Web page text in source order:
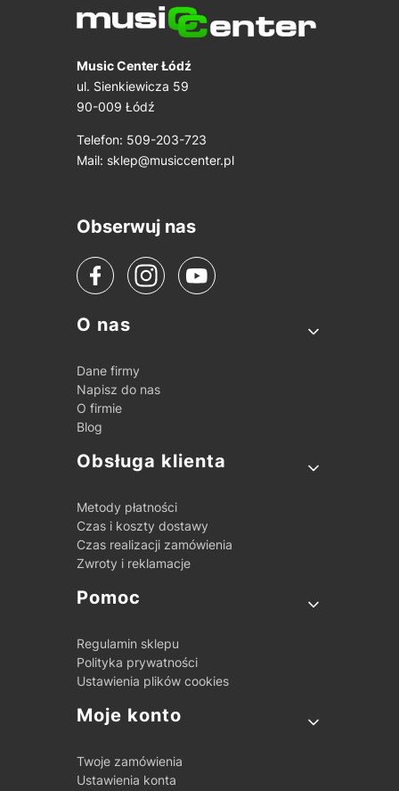
Music Center Łódź
ul. Sienkiewicza 59
90-009 Łódź
Telefon: 509-203-723
Mail: sklep@musiccenter.pl
Obserwuj nas
Linki w stopce
O nas
Dane firmy
Napisz do nas
O firmie
Blog
Obsługa klienta
Metody płatności
Czas i koszty dostawy
Czas realizacji zamówienia
Zwroty i reklamacje
Pomoc
Regulamin sklepu
Polityka prywatności
Ustawienia plików cookies
Moje konto
Twoje zamówienia
Ustawienia konta